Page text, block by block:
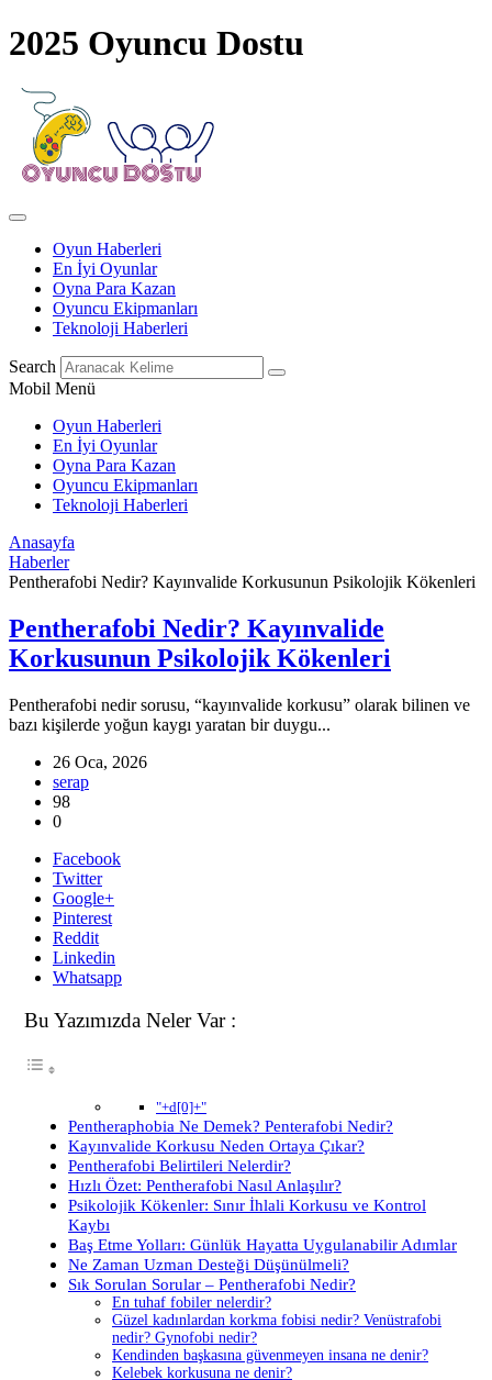
2025 Oyuncu Dostu
Oyun Haberleri
En İyi Oyunlar
Oyna Para Kazan
Oyuncu Ekipmanları
Teknoloji Haberleri
Search
Mobil Menü
Oyun Haberleri
En İyi Oyunlar
Oyna Para Kazan
Oyuncu Ekipmanları
Teknoloji Haberleri
Anasayfa
Haberler
Pentherafobi Nedir? Kayınvalide Korkusunun Psikolojik Kökenleri
Pentherafobi Nedir? Kayınvalide
Korkusunun Psikolojik Kökenleri
Pentherafobi nedir sorusu, “kayınvalide korkusu” olarak bilinen ve
bazı kişilerde yoğun kaygı yaratan bir duygu...
26 Oca, 2026
serap
98
0
Facebook
Twitter
Google+
Pinterest
Reddit
Linkedin
Whatsapp
Bu Yazımızda Neler Var :
"+d[0]+"
Pentheraphobia Ne Demek? Penterafobi Nedir?
Kayınvalide Korkusu Neden Ortaya Çıkar?
Pentherafobi Belirtileri Nelerdir?
Hızlı Özet: Pentherafobi Nasıl Anlaşılır?
Psikolojik Kökenler: Sınır İhlali Korkusu ve Kontrol
Kaybı
Baş Etme Yolları: Günlük Hayatta Uygulanabilir Adımlar
Ne Zaman Uzman Desteği Düşünülmeli?
Sık Sorulan Sorular – Pentherafobi Nedir?
En tuhaf fobiler nelerdir?
Güzel kadınlardan korkma fobisi nedir? Venüstrafobi
nedir? Gynofobi nedir?
Kendinden başkasına güvenmeyen insana ne denir?
Kelebek korkusuna ne denir?